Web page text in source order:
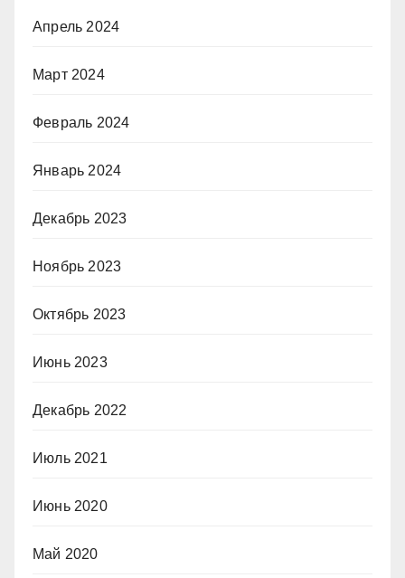
Апрель 2024
Март 2024
Февраль 2024
Январь 2024
Декабрь 2023
Ноябрь 2023
Октябрь 2023
Июнь 2023
Декабрь 2022
Июль 2021
Июнь 2020
Май 2020